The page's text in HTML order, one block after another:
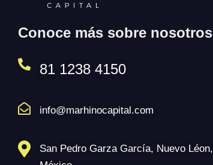
Conoce más sobre nosotros
81 1238 4150
info@marhinocapital.com
San Pedro Garza García, Nuevo Léon,